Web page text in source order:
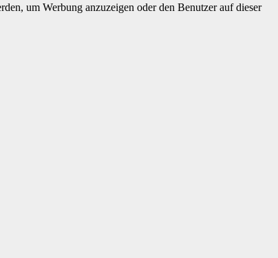
um Wer­bung anzuzeigen oder den Benutzer auf dieser